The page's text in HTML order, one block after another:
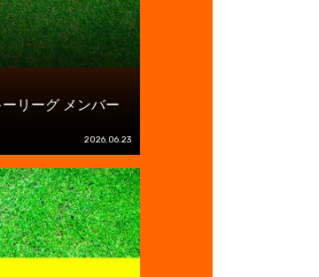
リーグ メンバー
2026.06.23